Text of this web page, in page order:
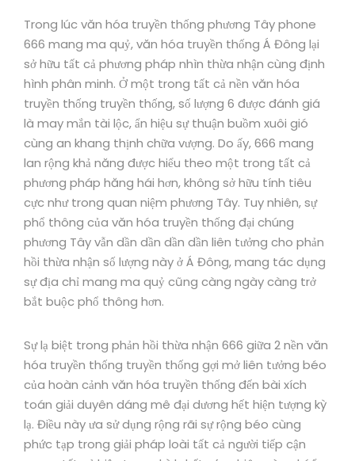
Trong lúc văn hóa truyền thống phương Tây phone
666 mang ma quỷ, văn hóa truyền thống Á Đông lại
sở hữu tất cả phương pháp nhìn thừa nhận cùng định
hình phân minh. Ở một trong tất cả nền văn hóa
truyền thống truyền thống, số lượng 6 được đánh giá
là may mắn tài lộc, ẩn hiệu sự thuận buồm xuôi gió
cùng an khang thịnh chữa vượng. Do ấy, 666 mang
lan rộng khả năng được hiểu theo một trong tất cả
phương pháp hăng hái hơn, không sở hữu tính tiêu
cực như trong quan niệm phương Tây. Tuy nhiên, sự
phổ thông của văn hóa truyền thống đại chúng
phương Tây vẫn dần dần dần dần liên tưởng cho phản
hồi thừa nhận số lượng này ở Á Đông, mang tác dụng
sự địa chỉ mang ma quỷ cũng càng ngày càng trở
bắt buộc phổ thông hơn.
Sự lạ biệt trong phản hồi thừa nhận 666 giữa 2 nền văn
hóa truyền thống truyền thống gợi mở liên tưởng béo
của hoàn cảnh văn hóa truyền thống đến bài xích
toán giải duyên dáng mê đại dương hết hiện tượng kỳ
lạ. Điều này ưa sử dụng rộng rãi sự rộng béo cùng
phức tạp trong giải pháp loài tất cả người tiếp cận